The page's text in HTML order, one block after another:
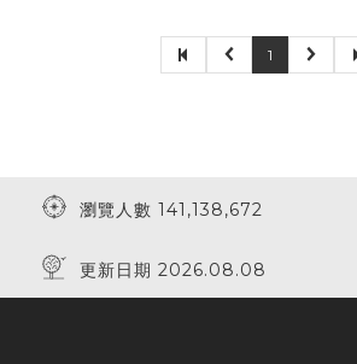
1
瀏覽人數 141,138,672
更新日期 2026.08.08